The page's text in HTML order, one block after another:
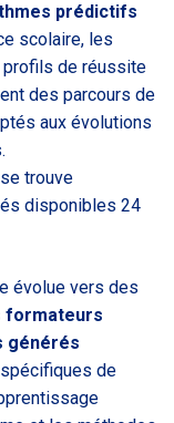
prédictifs
scolaire, les
profils de réussite
des parcours de
aux évolutions
trouve
disponibles 24
évolue vers des
formateurs
générés
spécifiques de